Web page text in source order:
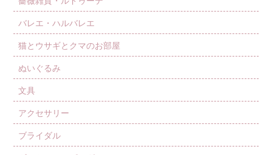
バレエ・ハルバレエ
猫とウサギとクマのお部屋
ぬいぐるみ
文具
アクセサリー
ブライダル